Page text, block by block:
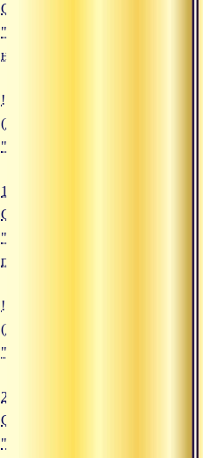
Сатсанг
"Созерцательное
недеяние"
![13.12.2019 Сатсанг "Процесс
(https://www.advayta.org/upload/
"13.12.2019 Сатсанг "Процесс
13.12.2019
Сатсанг
"Процесс
перерождения"
![25.11.2019 Сатсанг
(https://www.advayta.org/upload/
"25.11.2019 Сатсанг
25.11.2019
Сатсанг
"Божественная